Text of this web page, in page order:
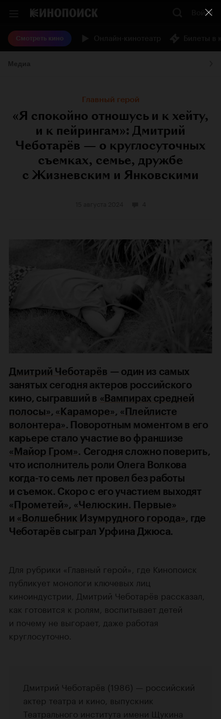
Войти
Смотреть кино
Главный герой
«Я спокойно отношусь и к хейту,
и к пейрингам»: Дмитрий
Чеботарёв — о круглосуточных
съемках, семье, дружбе
с Жизневским и Янковскими
Дмитрий Чеботарёв — один из самых
занятых сегодня актеров российского
кино, сыгравший в «Вампирах средней
полосы», «Караморе», «Плейлисте
волонтера». Поворотным моментом в его
карьере стало участие во франшизе
«Майор Гром». Сегодня сложно поверить,
что исполнитель роли Олега Волкова
когда-то семь лет провел без работы
и съемок. Скоро с его участием выходят
«Прометей», «Челюскин. Первые»
и «Волшебник Изумрудного города», где
Чеботарёв сыграл Урфина Джюса.
Для рубрики «Главный герой», где Кинопоиск
публикует монологи ключевых лиц
киноиндустрии, Дмитрий Чеботарёв рассказал,
как готовится к ролям, воспитывает детей
и почему не выгорает, даже работая
круглосуточно.
Дмитрий Чеботарёв (1986) — российский
актер театра и кино, выпускник
Театрального института имени Щукина